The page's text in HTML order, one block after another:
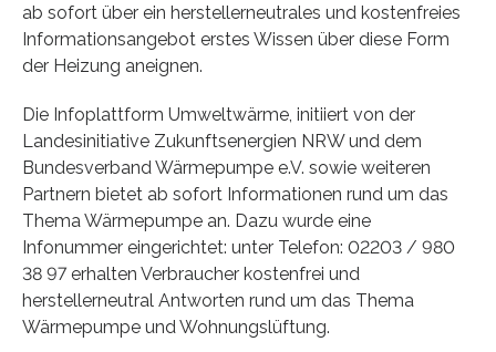
ab sofort über ein herstellerneutrales und kostenfreies
Informationsangebot erstes Wissen über diese Form
der Heizung aneignen.
Die Infoplattform Umweltwärme, initiiert von der
Landesinitiative Zukunftsenergien NRW und dem
Bundesverband Wärmepumpe e.V. sowie weiteren
Partnern bietet ab sofort Informationen rund um das
Thema Wärmepumpe an. Dazu wurde eine
Infonummer eingerichtet: unter Telefon: 02203 / 980
38 97 erhalten Verbraucher kostenfrei und
herstellerneutral Antworten rund um das Thema
Wärmepumpe und Wohnungslüftung.